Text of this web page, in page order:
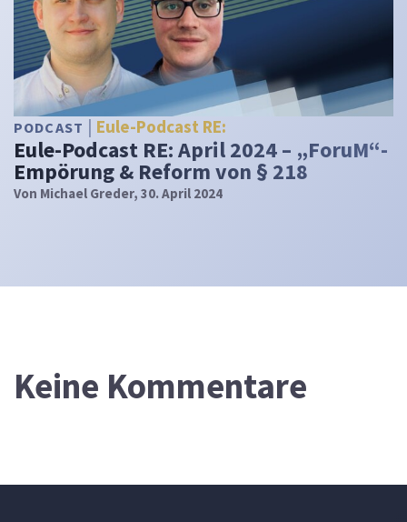
PODCAST Eule-Podcast RE:
Eule-Podcast RE: April 2024 – „ForuM“-
Empörung & Reform von § 218
Von Michael Greder, 30. April 2024
Keine Kommentare